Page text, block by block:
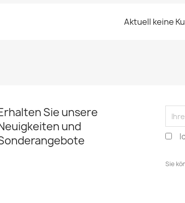
Aktuell keine
Sie unsere
und
Sie